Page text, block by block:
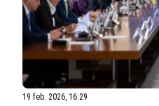
19 feb. 2026, 16:29